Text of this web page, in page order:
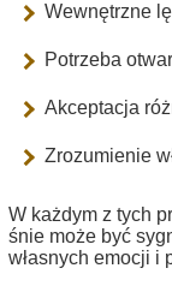
Wewnętrzne
Potrzeba
Akceptacja
Zrozumienie
W każdym z tych
śnie może być
własnych emocji i